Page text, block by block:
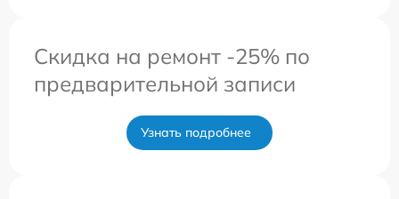
Скидка на ремонт -25% по
предварительной записи
Узнать подробнее